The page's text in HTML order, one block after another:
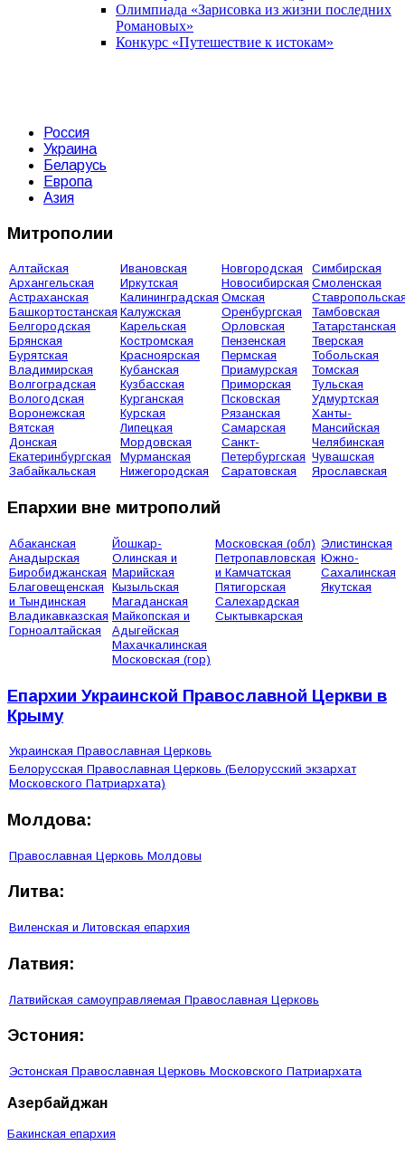
Олимпиада «Зарисовка из жизни последних
Романовых»
Конкурс «Путешествие к истокам»
Россия
Украина
Беларусь
Европа
Азия
Митрополии
Алтайская
Архангельская
Астраханская
Башкортостанская
Белгородская
Брянская
Бурятская
Владимирская
Волгоградская
Вологодская
Воронежская
Вятская
Донская
Екатеринбургская
Забайкальская
Ивановская
Иркутская
Калининградская
Калужская
Карельская
Костромская
Красноярская
Кубанская
Кузбасская
Курганская
Курская
Липецкая
Мордовская
Мурманская
Нижегородская
Новгородская
Новосибирская
Омская
Оренбургская
Орловская
Пензенская
Пермская
Приамурская
Приморская
Псковская
Рязанская
Самарская
Санкт-
Петербургская
Саратовская
Симбирская
Смоленская
Тамбовская
Татарстанская
Тверская
Тобольская
Томская
Тульская
Удмуртская
Ханты-
Мансийская
Челябинская
Чувашская
Ярославская
Епархии вне митрополий
Абаканская
Анадырская
Биробиджанская
Благовещенская
и Тындинская
Владикавказская
Горноалтайская
Йошкар-
Олинская и
Марийская
Кызыльская
Магаданская
Майкопская и
Адыгейская
Махачкалинская
Московская (гор)
Московская (обл)
Петропавловская
и Камчатская
Пятигорская
Салехардская
Сыктывкарская
Элистинская
Южно-
Сахалинская
Якутская
Епархии Украинской Православной Церкви в
Крыму
Украинская Православная Церковь
Белорусская Православная Церковь (Белорусский экзархат
Московского Патриархата)
Молдова:
Православная Церковь Молдовы
Литва:
Виленская и Литовская епархия
Латвия:
Латвийская самоуправляемая Православная Церковь
Эстония:
Эстонская Православная Церковь Московского Патриархата
Азербайджан
Бакинская епархия